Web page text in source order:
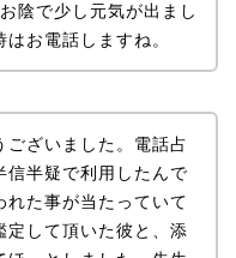
陰で少し元気が出まし
お電話しますね。
ございました。電話占
信半疑で利用したんで
た事が当たっていて
定して頂いた彼と、添